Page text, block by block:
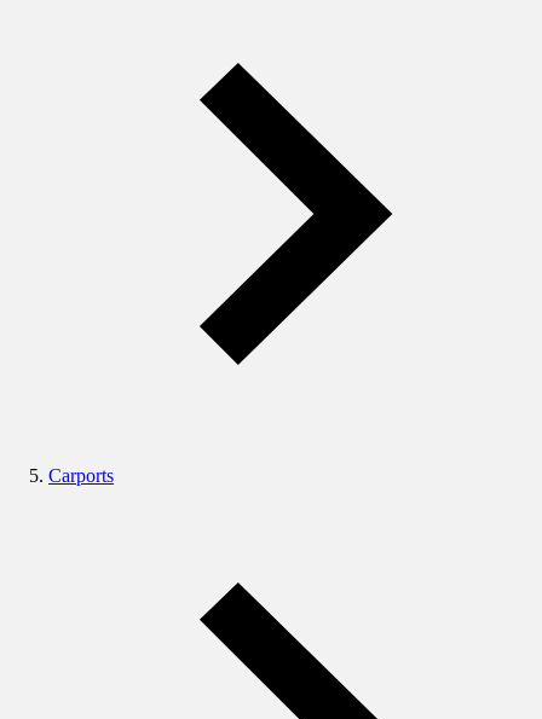
Carports